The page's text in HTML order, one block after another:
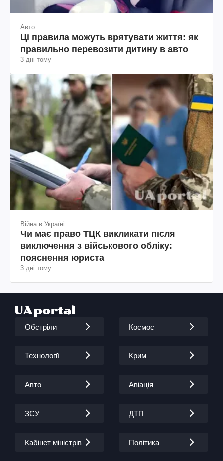
Авто
Ці правила можуть врятувати життя: як
правильно перевозити дитину в авто
3 дні тому
Війна в Україні
Чи має право ТЦК викликати після
виключення з військового обліку:
пояснення юриста
3 дні тому
Обстріли Космос
Технології Крим
Авто Авіація
ЗСУ ДТП
Кабінет міністрів Політика